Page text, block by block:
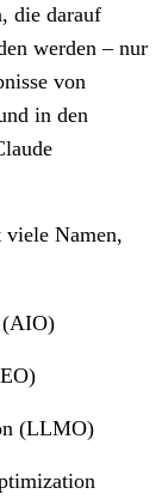
die darauf
werden – nur
von
in den
Namen,
(AIO)
(LLMO)